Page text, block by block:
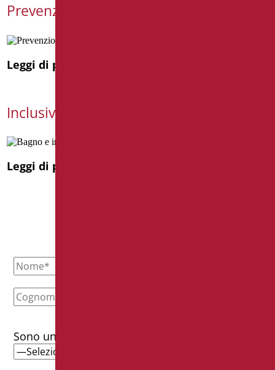
Prevenzione incidenti domestici
Leggi di più
Inclusività e ambiente bagno
Leggi di più
Sono un*